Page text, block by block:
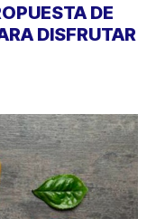
DE
DISFRUTAR